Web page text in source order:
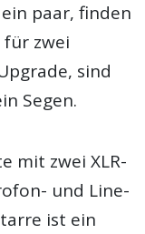
paar, finden
für zwei
sind
Segen.
mit zwei XLR-
und Line-
ist ein